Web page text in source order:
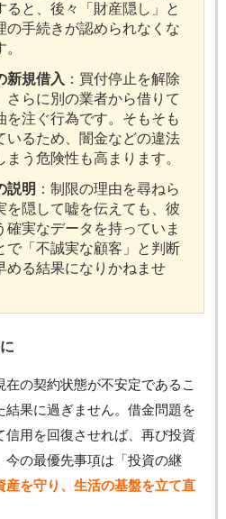
ると、後々「財産隠し」と
の手続きが認められなくな
新規借入 ：買付停止を解除
さらに別の業者から借りて
を注ぐ行為です。そもそも
いるため、闇金などの違法
う危険性も高まります。
説明 ：制限の理由を尋ねら
を隠して嘘を伝えても、彼
確実なデータを持っていま
で「不誠実な顧客」と判断
める結果になりかねませ
の契約状態が不安定であるこ
結果に過ぎません。借金問題を
用を回復させれば、再び投資
今の最優先事項は「投資の継
産を守り、生活の基盤を立て直